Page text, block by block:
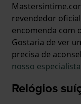
revendedor
encomenda com
Gostaria de ver
precisa de
nosso
Relógios